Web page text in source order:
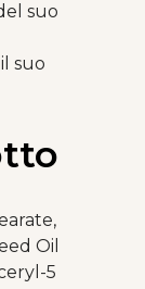
suo
suo
Oil
5